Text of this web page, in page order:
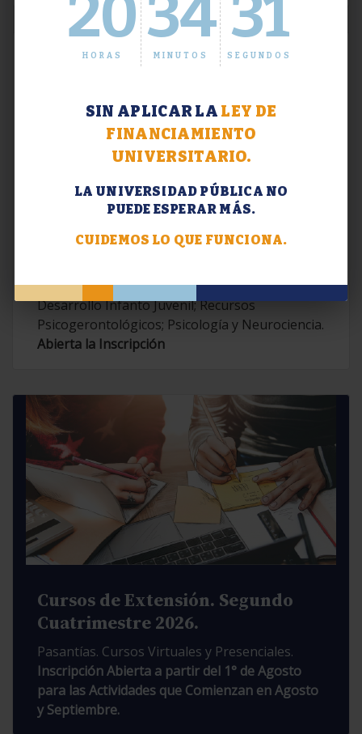
20
HORAS
34
MINUTOS
32
SEGUNDOS
SIN APLICAR LA LEY DE
FINANCIAMIENTO
UNIVERSITARIO.
LA UNIVERSIDAD PÚBLICA NO
PUEDE ESPERAR MÁS.
CUIDEMOS LO QUE FUNCIONA.
Extensión. Diplomaturas 2026.
Contemporáneas; Problemáticas en el
Desarrollo Infanto Juvenil; Recursos
Psicogerontológicos; Psicología y Neurociencia.
Abierta la Inscripción
Cursos de Extensión. Segundo
Cuatrimestre 2026.
Pasantías. Cursos Virtuales y Presenciales.
Inscripción Abierta a partir del 1° de Agosto
para las Actividades que Comienzan en Agosto
y Septiembre.